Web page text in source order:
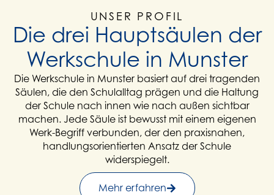
UNSER PROFIL
Die drei Hauptsäulen der
Werkschule in Munster
Die Werkschule in Munster basiert auf drei tragenden
Säulen, die den Schulalltag prägen und die Haltung
der Schule nach innen wie nach außen sichtbar
machen. Jede Säule ist bewusst mit einem eigenen
Werk-Begriff verbunden, der den praxisnahen,
handlungsorientierten Ansatz der Schule
widerspiegelt.
Mehr erfahren